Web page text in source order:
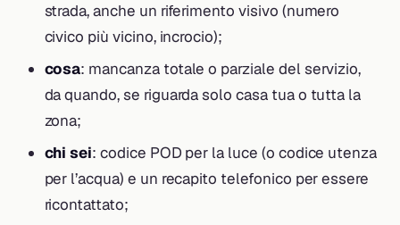
strada, anche un riferimento visivo (numero
civico più vicino, incrocio);
cosa: mancanza totale o parziale del servizio,
da quando, se riguarda solo casa tua o tutta la
zona;
chi sei: codice POD per la luce (o codice utenza
per l’acqua) e un recapito telefonico per essere
ricontattato;